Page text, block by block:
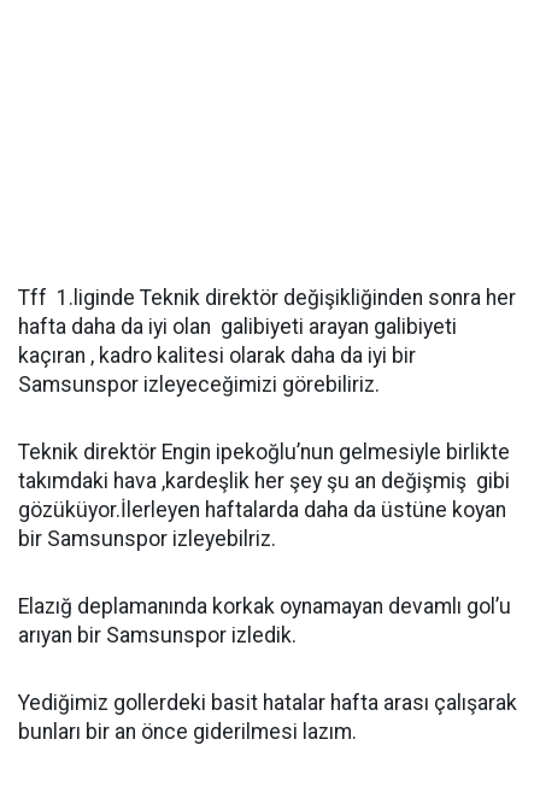
Tff 1.liginde Teknik direktör değişikliğinden sonra her
hafta daha da iyi olan galibiyeti arayan galibiyeti
kaçıran , kadro kalitesi olarak daha da iyi bir
Samsunspor izleyeceğimizi görebiliriz.
Teknik direktör Engin ipekoğlu’nun gelmesiyle birlikte
takımdaki hava ,kardeşlik her şey şu an değişmiş gibi
gözüküyor.İlerleyen haftalarda daha da üstüne koyan
bir Samsunspor izleyebilriz.
Elazığ deplamanında korkak oynamayan devamlı gol’u
arıyan bir Samsunspor izledik.
Yediğimiz gollerdeki basit hatalar hafta arası çalışarak
bunları bir an önce giderilmesi lazım.